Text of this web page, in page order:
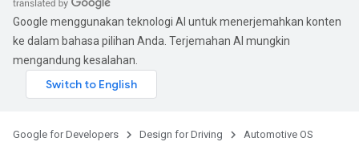
Google menggunakan teknologi AI untuk menerjemahkan konten
ke dalam bahasa pilihan Anda. Terjemahan AI mungkin
mengandung kesalahan.
Google for Developers Design for Driving Automotive OS